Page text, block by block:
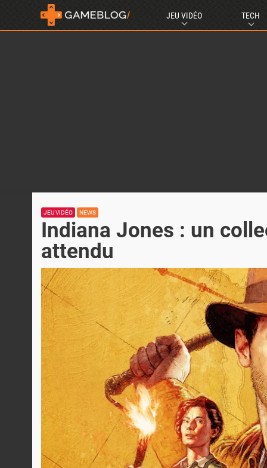
JEU VIDÉO TECH
JEU VIDÉO NEWS
Indiana Jones : un
attendu